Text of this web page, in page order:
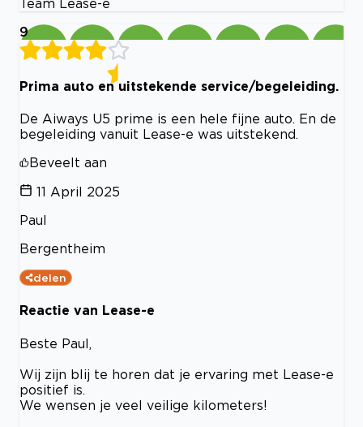
Team Lease-e
9
Prima auto en uitstekende service/begeleiding.
De Aiways U5 prime is een hele fijne auto. En de
begeleiding vanuit Lease-e was uitstekend.
Beveelt aan
11 April 2025
Paul
Bergentheim
delen
Reactie van Lease-e
Beste Paul,
Wij zijn blij te horen dat je ervaring met Lease-e
positief is.
We wensen je veel veilige kilometers!